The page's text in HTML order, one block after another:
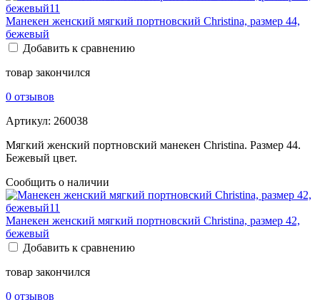
Манекен женский мягкий портновский Christina, размер 44,
бежевый
Добавить к сравнению
товар закончился
0 отзывов
Артикул: 260038
Мягкий женский портновский манекен Christina. Размер 44.
Бежевый цвет.
Сообщить о наличии
Манекен женский мягкий портновский Christina, размер 42,
бежевый
Добавить к сравнению
товар закончился
0 отзывов